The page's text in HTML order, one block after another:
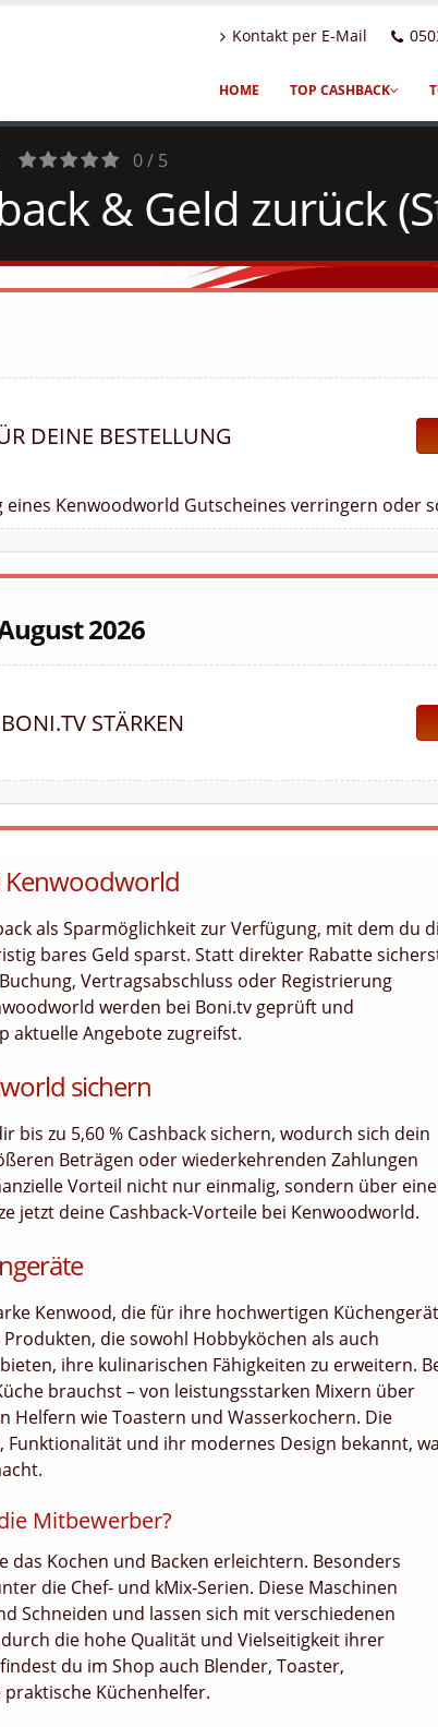
Kontakt per E-Mail
HOME TOP CASHBACK
Votes
0 / 5
& Geld zurück
DEINE BESTELLUNG
eines Kenwoodworld Gutscheines verringern oder
2026
STÄRKEN
Kenwoodworld
als Sparmöglichkeit zur Verfügung, mit dem du
bares Geld sparst. Statt direkter Rabatte
Vertragsabschluss oder Registrierung
werden bei Boni.tv geprüft und
aktuelle Angebote zugreifst.
sichern
bis zu 5,60 % Cashback sichern, wodurch sich dein
Beträgen oder wiederkehrenden Zahlungen
Vorteil nicht nur einmalig, sondern über
jetzt deine Cashback-Vorteile bei Kenwoodworld.
Kenwood, die für ihre hochwertigen
die sowohl Hobbyköchen als auch
ihre kulinarischen Fähigkeiten zu erweitern.
brauchst – von leistungsstarken Mixern über
Helfern wie Toastern und Wasserkochern. Die
und ihr modernes Design bekannt,
Mitbewerber?
Kochen und Backen erleichtern. Besonders
die Chef- und kMix-Serien. Diese Maschinen
Schneiden und lassen sich mit verschiedenen
die hohe Qualität und Vielseitigkeit ihrer
du im Shop auch Blender, Toaster,
Küchenhelfer.